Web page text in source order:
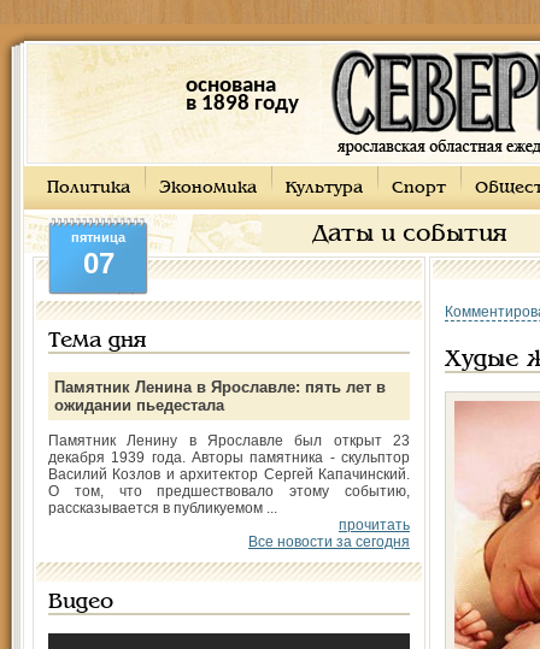
основана
в 1898 году
Политика Экономика Культура Спорт
Даты и события
пятница
07
Тема дня
Памятник Ленина в Ярославле: пять лет в
ожидании пьедестала
Памятник Ленину в Ярославле был открыт 23
декабря 1939 года. Авторы памятника - скульптор
Василий Козлов и архитектор Сергей Капачинский.
О том, что предшествовало этому событию,
рассказывается в публикуемом ...
прочитать
Все новости за сегодня
Видео
Худые